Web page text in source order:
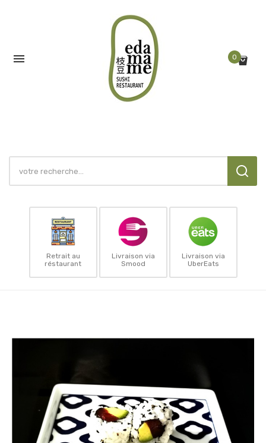
 0
Retrait au
réstaurant
Livraison via
Smood
Livraison via
UberEats